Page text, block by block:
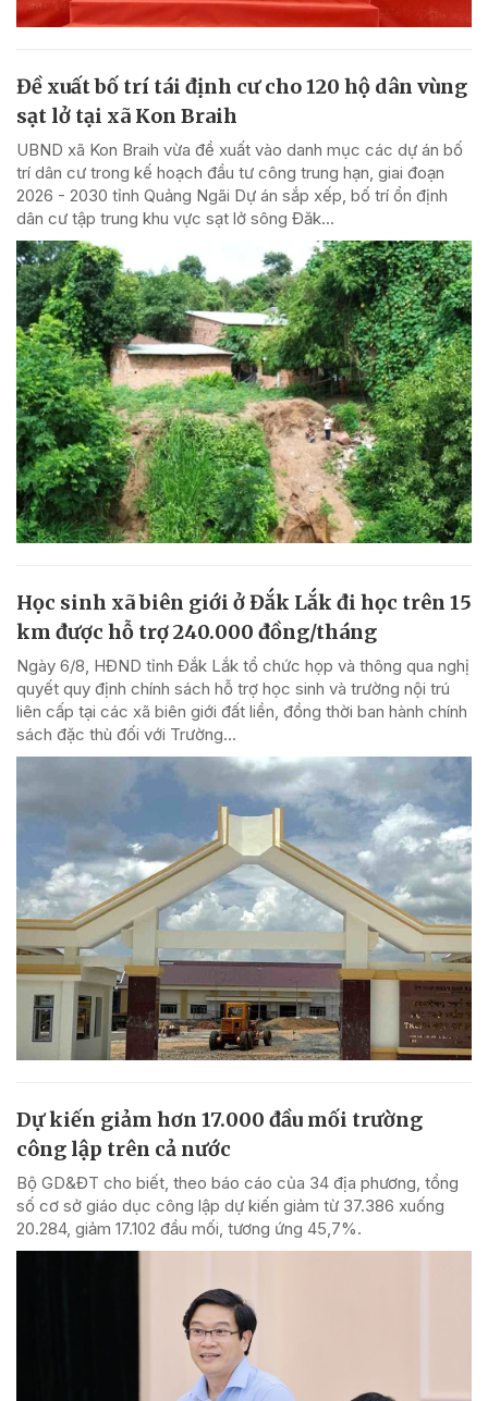
Đề xuất bố trí tái định cư cho 120 hộ dân vùng
sạt lở tại xã Kon Braih
UBND xã Kon Braih vừa đề xuất vào danh mục các dự án bố
trí dân cư trong kế hoạch đầu tư công trung hạn, giai đoạn
2026 - 2030 tỉnh Quảng Ngãi Dự án sắp xếp, bố trí ổn định
dân cư tập trung khu vực sạt lở sông Đăk...
Học sinh xã biên giới ở Đắk Lắk đi học trên 15
km được hỗ trợ 240.000 đồng/tháng
Ngày 6/8, HĐND tỉnh Đắk Lắk tổ chức họp và thông qua nghị
quyết quy định chính sách hỗ trợ học sinh và trường nội trú
liên cấp tại các xã biên giới đất liền, đồng thời ban hành chính
sách đặc thù đối với Trường...
Dự kiến giảm hơn 17.000 đầu mối trường
công lập trên cả nước
Bộ GD&ĐT cho biết, theo báo cáo của 34 địa phương, tổng
số cơ sở giáo dục công lập dự kiến giảm từ 37.386 xuống
20.284, giảm 17.102 đầu mối, tương ứng 45,7%.